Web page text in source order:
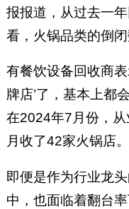
报报道，从过去一
看，火锅品类的倒
有餐饮设备回收商表
牌店’了，基本上都
在2024年7月份，
月收了42家火锅店
即便是作为行业龙
中，也面临着翻台